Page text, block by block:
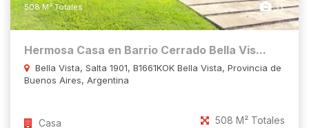
508 M² Totales 31
Hermosa Casa en Barrio Cerrado Bella Vis...
Bella Vista, Salta 1901, B1661KOK Bella Vista, Provincia de
Buenos Aires, Argentina
Casa 508 M² Totales